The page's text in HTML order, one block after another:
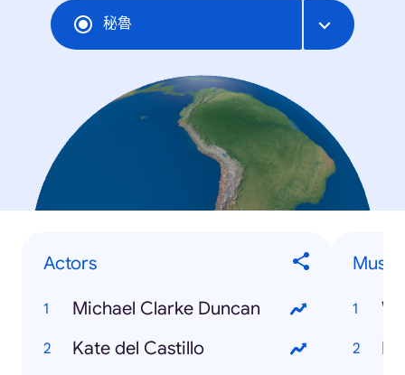
秘魯
Actors
Michael Clarke Duncan
Kate del Castillo